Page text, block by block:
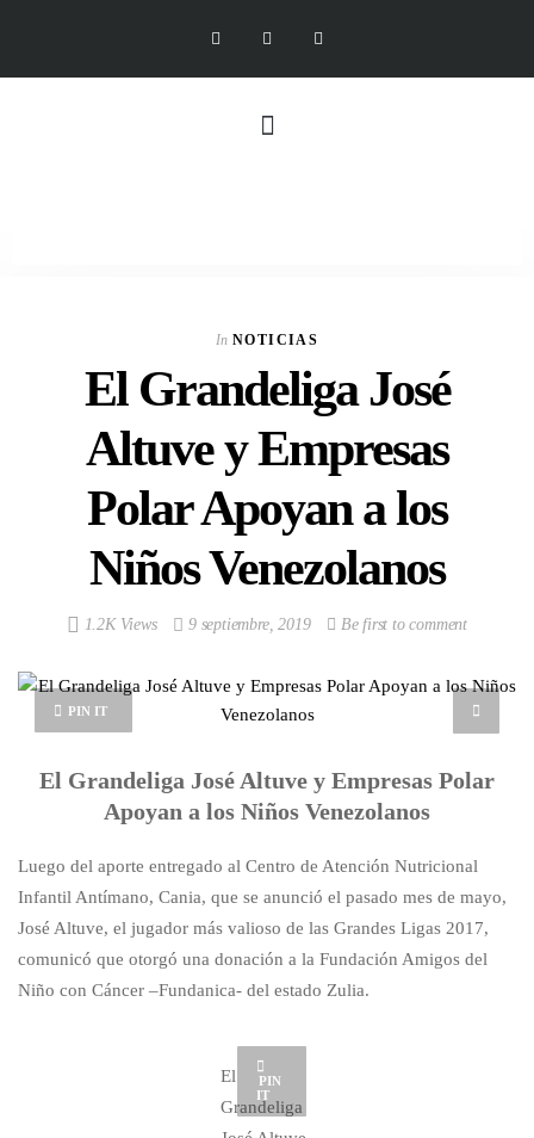
In NOTICIAS
El Grandeliga José
Altuve y Empresas
Polar Apoyan a los
Niños Venezolanos
1.2K Views 9 septiembre, 2019 Be first to comment
PIN IT
El Grandeliga José Altuve y Empresas Polar
Apoyan a los Niños Venezolanos
Luego del aporte entregado al Centro de Atención Nutricional
Infantil Antímano, Cania, que se anunció el pasado mes de mayo,
José Altuve, el jugador más valioso de las Grandes Ligas 2017,
comunicó que otorgó una donación a la Fundación Amigos del
Niño con Cáncer –Fundanica- del estado Zulia.
PIN
IT
El
Grandeliga